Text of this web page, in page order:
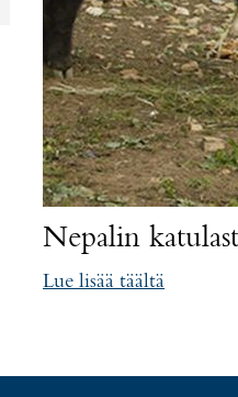
Nepalin
Lue lisää täältä